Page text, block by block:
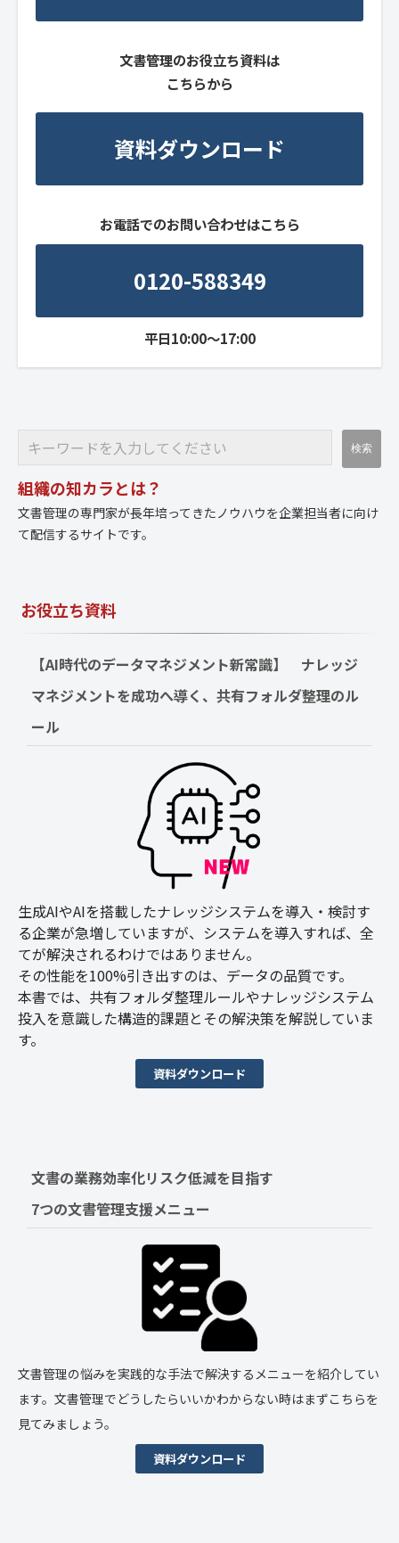
文書管理のお役立ち資料は
こちらから
資料ダウンロード
お電話でのお問い合わせはこちら
0120-588349
平日10:00～17:00
組織の知カラとは？
文書管理の専門家が長年培ってきたノウハウを企業担当者に向け
て配信するサイトです。
お役立ち資料
【AI時代のデータマネジメント新常識】　ナレッジ
マネジメントを成功へ導く、共有フォルダ整理のル
ール
生成AIやAIを搭載したナレッジシステムを導入・検討す
る企業が急増していますが、システムを導入すれば、全
てが解決されるわけではありません。
その性能を100%引き出すのは、データの品質です。
本書では、共有フォルダ整理ルールやナレッジシステム
投入を意識した構造的課題とその解決策を解説していま
す。
資料ダウンロード
文書の業務効率化リスク低減を目指す
7つの文書管理支援メニュー
文書管理の悩みを実践的な手法で解決するメニューを紹介してい
ます。文書管理でどうしたらいいかわからない時はまずこちらを
見てみましょう。
資料ダウンロード